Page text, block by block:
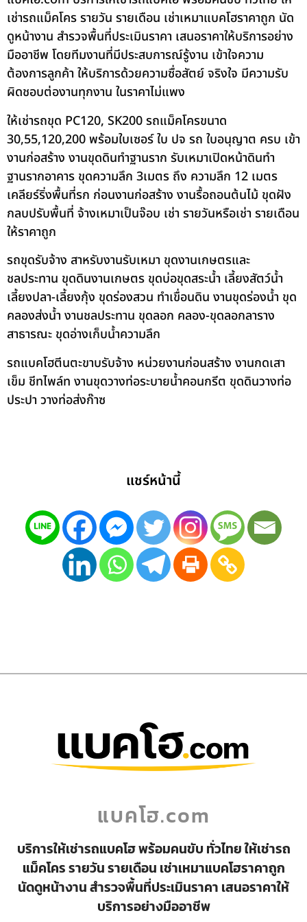
เช่ารถแม็คโคร รายวัน รายเดือน เช่าเหมาแบคโฮราคาถูก นัด
ดูหน้างาน สำรวจพื้นที่ประเมินราคา เสนอราคาให้บริการอย่าง
มืออาชีพ โดยทีมงานที่มีประสบการณ์รู้งาน เข้าใจความ
ต้องการลูกค้า ให้บริการด้วยความซื่อสัตย์ จริงใจ มีความรับ
ผิดชอบต่องานทุกงาน ในราคาไม่แพง
ให้เช่ารถขุด PC120, SK200 รถแม็คโครขนาด
30,55,120,200 พร้อมใบเซอร์ ใบ ปจ รถ ใบอนุญาต ครบ เข้า
งานก่อสร้าง งานขุดดินทำฐานราก รับเหมาเปิดหน้าดินทำ
ฐานรากอาคาร ขุดความลึก 3เมตร ถึง ความลึก 12 เมตร
เคลียร์ริ่งพื้นที่รก ก่อนงานก่อสร้าง งานรื้อถอนต้นไม้ ขุดฝัง
กลบปรับพื้นที่ จ้างเหมาเป็นจ๊อบ เช่า รายวันหรือเช่า รายเดือน
ให้ราคาถูก
รถขุดรับจ้าง สาหรับงานรับเหมา ขุดงานเกษตรและ
ชลประทาน ขุดดินงานเกษตร ขุดบ่อขุดสระน้ำ เลี้ยงสัตว์น้ำ
เลี้ยงปลา-เลี้ยงกุ้ง ขุดร่องสวน ทำเขื่อนดิน งานขุดร่องน้ำ ขุด
คลองส่งน้ำ งานชลประทาน ขุดลอก คลอง-ขุดลอกลาราง
สาธารณะ ขุดอ่างเก็บน้ำความลึก
รถแบคโฮตีนตะขาบรับจ้าง หน่วยงานก่อนสร้าง งานกดเสา
เข็ม ชีทไพล์ท งานขุดวางท่อระบายน้ำคอนกรีต ขุดดินวางท่อ
ประปา วางท่อส่งก๊าซ
แชร์หน้านี้
แบคโฮ.com
บริการให้เช่ารถแบคโฮ พร้อมคนขับ ทั่วไทย ให้เช่ารถ
แม็คโคร รายวัน รายเดือน เช่าเหมาแบคโฮราคาถูก
นัดดูหน้างาน สำรวจพื้นที่ประเมินราคา เสนอราคาให้
บริการอย่างมืออาชีพ